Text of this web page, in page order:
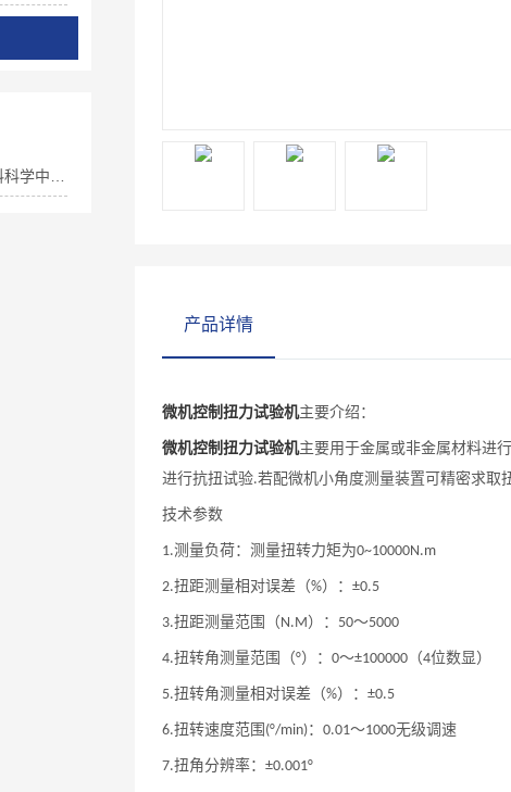
产品详情
微机控制扭力试验机主要介绍：
微机控制扭力试验机主要用于金属或非金属材料进
进行抗扭试验.若配微机小角度测量装置可精密求取
技术参数
1.测量负荷：测量扭转力矩为0~10000N.m
2.扭距测量相对误差（%）： ±0.5
3.扭距测量范围（N.M）： 50～5000
4.扭转角测量范围（°）： 0～±100000 （4位数显）
5.扭转角测量相对误差（%）： ±0.5
6.扭转速度范围 (°/min)： 0.01～1000无级调速
7.扭角分辨率： ±0.001°